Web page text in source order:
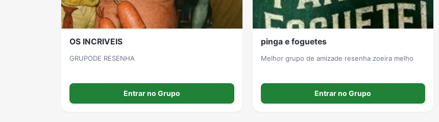
OS INCRIVEIS
GRUPODE RESENHA
Entrar no Grupo
pinga e foguetes
Melhor grupo de amizade resenha zoeira melho
Entrar no Grupo